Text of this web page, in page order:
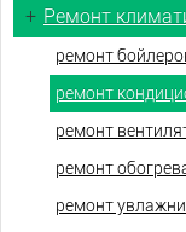
+ Ремонт
ремонт
ремонт
ремонт
ремонт
ремонт